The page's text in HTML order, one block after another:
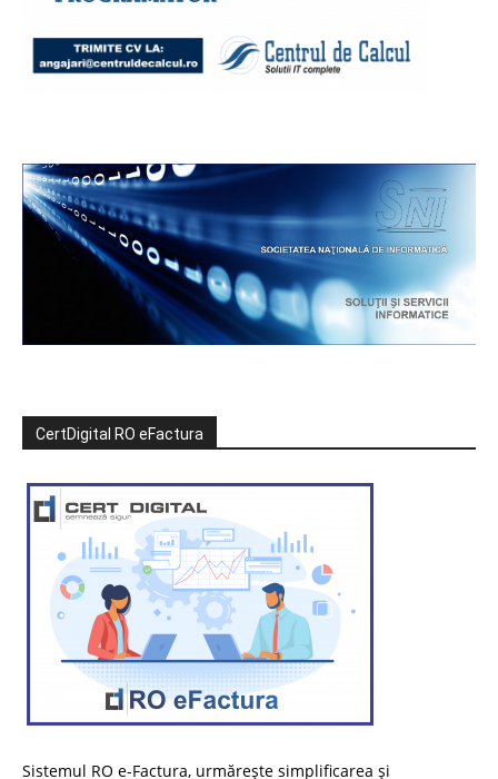
CertDigital RO eFactura
Sistemul RO e-Factura, urmărește simplificarea și